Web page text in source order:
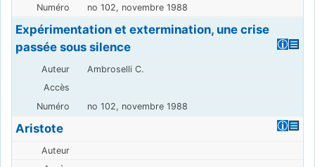
no 102, novembre 1988
Expérimentation et extermination, une crise
passée sous silence
Ambroselli C.
no 102, novembre 1988
Aristote